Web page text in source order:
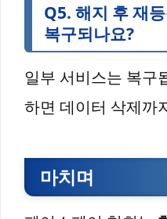
Q5. 해지 후 재
복구되나요?
일부 서비스는 복구
하면 데이터 삭제까
마치며